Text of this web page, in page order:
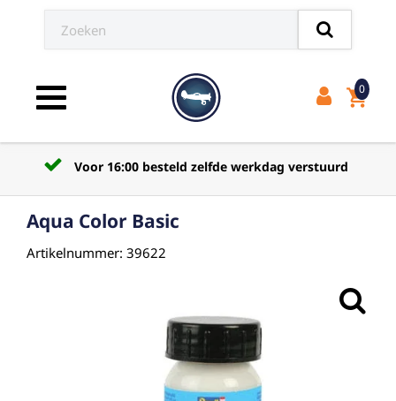
Toggle navigation shopping_cart
0
Voor 16:00 besteld zelfde werkdag verstuurd
Aqua Color Basic
Artikelnummer: 39622